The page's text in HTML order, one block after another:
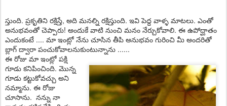
స్తుంది. ప్రకృతిని రక్షిస్తే, అది మనల్ని రక్షిస్తుంది. ఇవి పెద్ద వాళ్ళ మాటలు. ఎంతో
అనుభవంతో చెప్పారు! అందుకే వాటి నుంచి మనం నేర్చుకోవాలి. ఈ ఉపోద్ఘాతం
ఎందుకంటే .... మా ఇంట్లో నేను చూసిన తీపి అనుభవం గురించి మీ అందరితో
బ్లాగ్ ద్వారా పంచుకోవాలనుకుంటున్నాను ......
ఈ రోజు మా ఇంట్లో పక్షి
గూడు కనిపించింది. మొన్న
గూడు కట్టుకోవచ్చు అని
నమ్మాను. ఈ రోజు
చూసాను. నన్ను నా